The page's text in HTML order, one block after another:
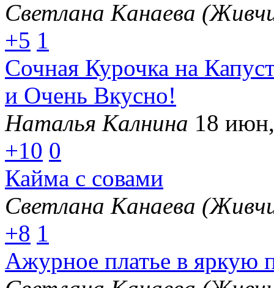
Светлана Канаева
+5 1
Сочная Курочка на
и Очень Вкусно!
Наталья Калнина 18
+10 0
Кайма с совами
Светлана Канаева
+8 1
Ажурное платье в яркую